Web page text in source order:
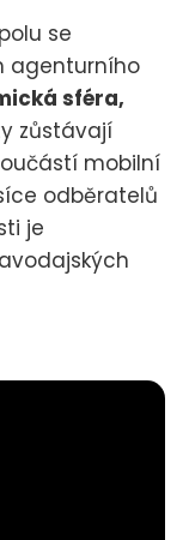
se
agenturního
sféra,
zůstávají
mobilní
odběratelů
je